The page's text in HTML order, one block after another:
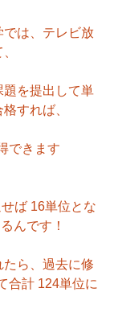
は、テレビ放
題を提出して単
すれば、
できます
ば 16単位とな
んです！
ら、過去に修
合計 124単位に